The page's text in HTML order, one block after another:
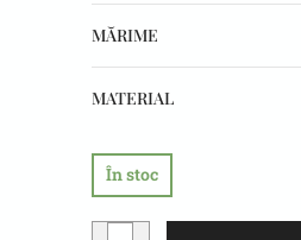
MĂRIME
MATERIAL
În stoc